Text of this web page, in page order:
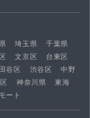
埼玉県
千葉県
文京区
台東区
谷区 渋谷区
中野
神奈川県
東海
ート